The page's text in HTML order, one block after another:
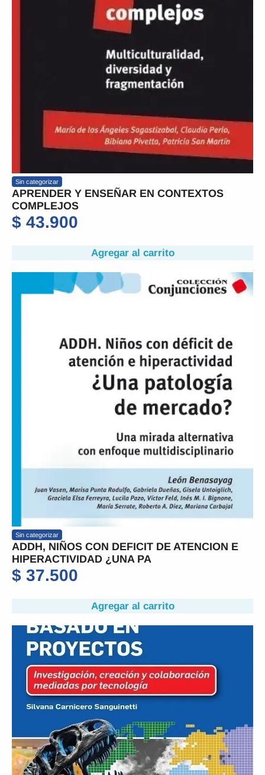
Sin categorizar
APRENDER Y ENSEÑAR EN CONTEXTOS
COMPLEJOS
$ 43.900
Agregar al carrito
Sin categorizar
ADDH, NIÑOS CON DEFICIT DE ATENCION E
HIPERACTIVIDAD ¿UNA PA
$ 37.500
Agregar al carrito